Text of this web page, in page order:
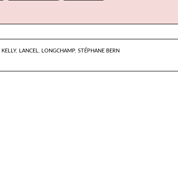
KELLY, LANCEL, LONGCHAMP, STÉPHANE BERN